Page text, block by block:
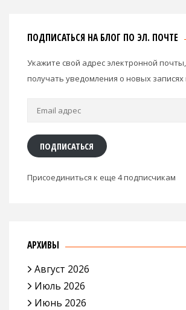
ПОДПИСАТЬСЯ НА БЛОГ ПО ЭЛ. ПОЧТЕ
Укажите свой адрес электронной
получать уведомления о новых записях
Email
ПОДПИСАТЬСЯ
Присоединиться к еще 4 подписчикам
АРХИВЫ
Август 2026
Июль 2026
Июнь 2026